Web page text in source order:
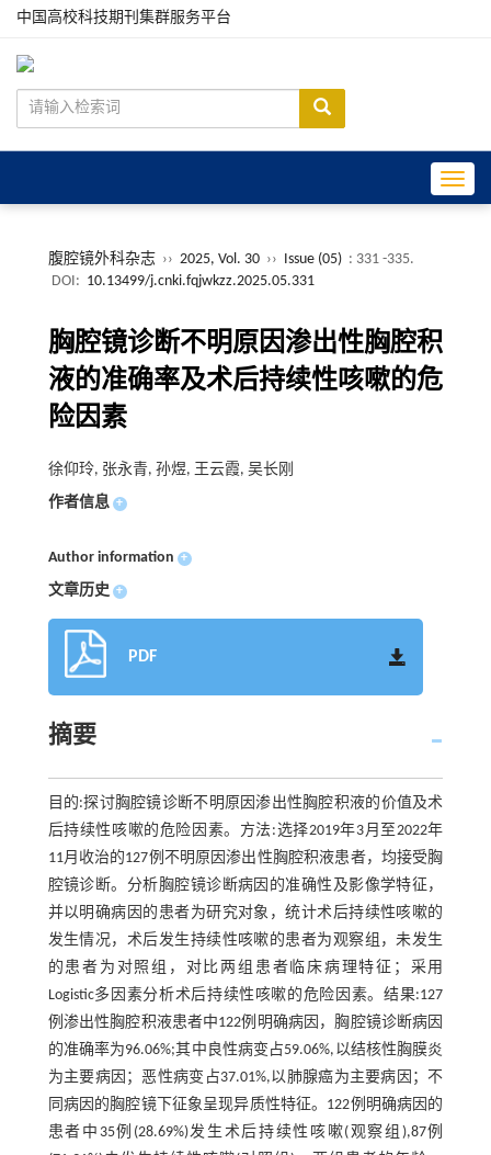
中国高校科技期刊集群服务平台
腹腔镜外科杂志 ›› 2025, Vol. 30 ›› Issue (05) : 331 -335.
DOI: 10.13499/j.cnki.fqjwkzz.2025.05.331
胸腔镜诊断不明原因渗出性胸腔积
液的准确率及术后持续性咳嗽的危
险因素
徐仰玲, 张永青, 孙煜, 王云霞, 吴长刚
作者信息 +
Author information +
文章历史 +
PDF
摘要
目的:探讨胸腔镜诊断不明原因渗出性胸腔积液的价值及术
后持续性咳嗽的危险因素。方法:选择2019年3月至2022年
11月收治的127例不明原因渗出性胸腔积液患者，均接受胸
腔镜诊断。分析胸腔镜诊断病因的准确性及影像学特征，
并以明确病因的患者为研究对象，统计术后持续性咳嗽的
发生情况，术后发生持续性咳嗽的患者为观察组，未发生
的患者为对照组，对比两组患者临床病理特征；采用
Logistic多因素分析术后持续性咳嗽的危险因素。结果:127
例渗出性胸腔积液患者中122例明确病因，胸腔镜诊断病因
的准确率为96.06%;其中良性病变占59.06%,以结核性胸膜炎
为主要病因；恶性病变占37.01%,以肺腺癌为主要病因；不
同病因的胸腔镜下征象呈现异质性特征。122例明确病因的
患者中35例(28.69%)发生术后持续性咳嗽(观察组),87例